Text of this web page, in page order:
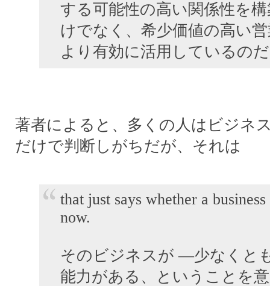
する可能性の高い関係性を
けでなく、希少価値の高い
より有効に活用しているの
著者によると、多くの人はビジネ
だけで判断しがちだが、それは
that just says whether a
now.
そのビジネスが ―少なくと
能力がある、ということを